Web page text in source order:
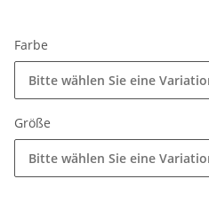
Farbe
Bitte wählen Sie eine
Größe
Bitte wählen Sie eine